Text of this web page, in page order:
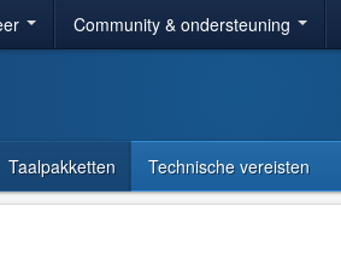
Community & ondersteuning
Taalpakketten Technische vereisten